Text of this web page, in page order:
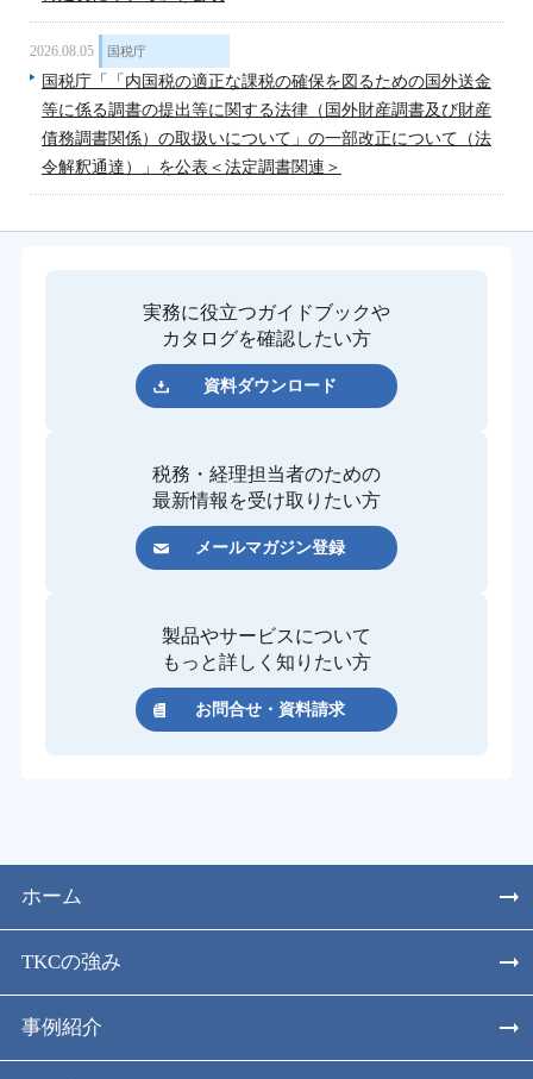
2026.08.05 国税庁
国税庁「「内国税の適正な課税の確保を図るための国外送金
等に係る調書の提出等に関する法律（国外財産調書及び財産
債務調書関係）の取扱いについて」の一部改正について（法
令解釈通達）」を公表＜法定調書関連＞
実務に役立つガイドブックや
カタログを確認したい方
資料ダウンロード
税務・経理担当者のための
最新情報を受け取りたい方
メールマガジン登録
製品やサービスについて
もっと詳しく知りたい方
お問合せ・資料請求
ホーム
TKCの強み
事例紹介